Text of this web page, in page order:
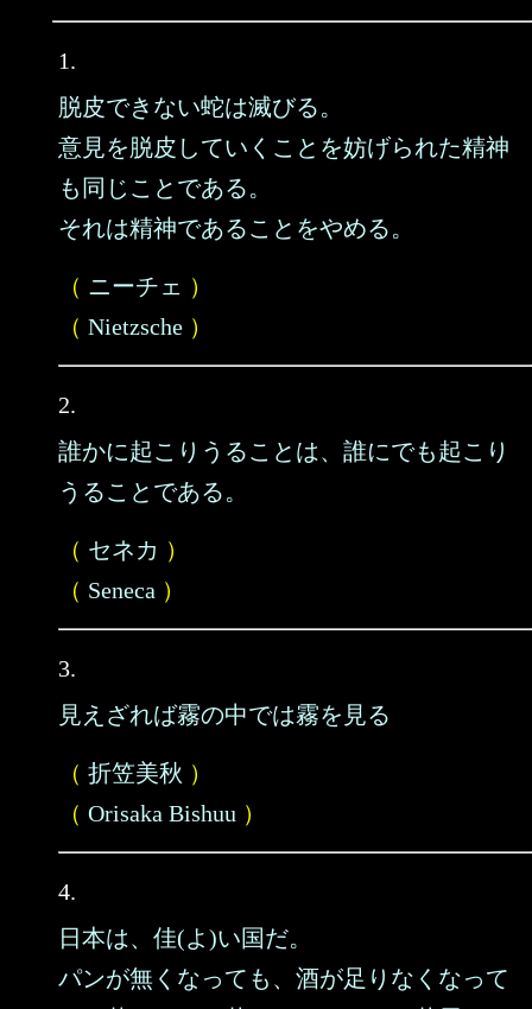
1.
脱皮できない蛇は滅びる。
意見を脱皮していくことを妨げられた精神
も同じことである。
それは精神であることをやめる。
（ ニーチェ ）
（ Nietzsche ）
2.
誰かに起こりうることは、誰にでも起こり
うることである。
（ セネカ ）
（ Seneca ）
3.
見えざれば霧の中では霧を見る
（ 折笠美秋 ）
（ Orisaka Bishuu ）
4.
日本は、佳(よ)い国だ。
パンが無くなっても、酒が足りなくなって